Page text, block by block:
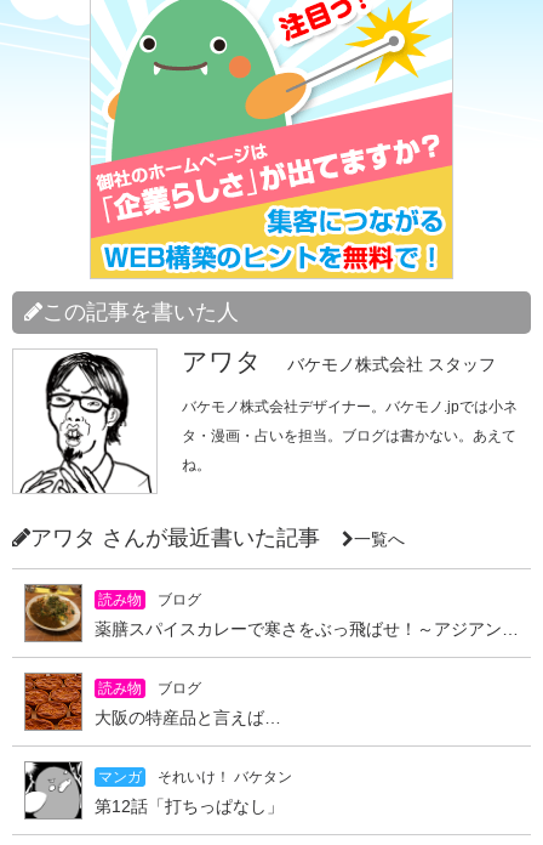
この記事を書いた人
アワタ バケモノ株式会社 スタッフ
バケモノ株式会社デザイナー。バケモノ.jpでは小ネ
タ・漫画・占いを担当。ブログは書かない。あえて
ね。
アワタ さんが最近書いた記事 一覧へ
読み物 ブログ
読み物 ブログ
大阪の特産品と言えば…
マンガ それいけ！ バケタン
第12話「打ちっぱなし」